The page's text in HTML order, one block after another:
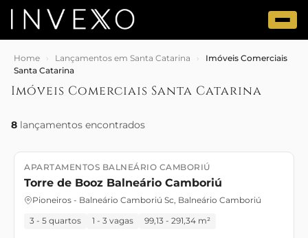
Home › Lançamentos em Santa Catarina ›
Imóveis Comerciais
Santa Catarina
Imóveis Comerciais Santa Catarina
8 lançamentos encontrados
Lançamento Setembro/2025
APARTAMENTOS BALNEÁRIO CAMBORIÚ
Torre de Booz Balneário Camboriú
Pioneiros - Balneário Camboriú Sc, Balneário Camboriú
3 - 5 quartos 1 - 3 vagas 99,13 - 291,34 m²